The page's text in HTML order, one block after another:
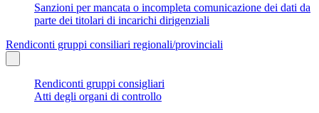
Sanzioni per mancata o incompleta comunicazione dei dati da
parte dei titolari di incarichi dirigenziali
Rendiconti gruppi consiliari regionali/provinciali
Rendiconti gruppi consigliari
Atti degli organi di controllo